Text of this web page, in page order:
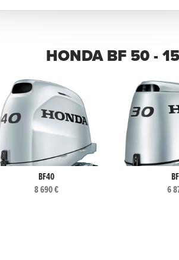
HONDA BF 50 - 15
BF40
8 690 €
6